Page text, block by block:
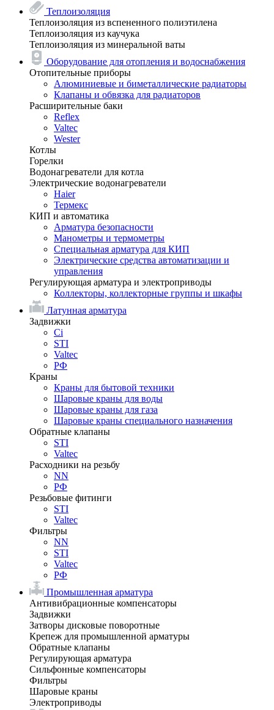
Теплоизоляция
Теплоизоляция из вспененного полиэтилена
Теплоизоляция из каучука
Теплоизоляция из минеральной ваты
Оборудование для отопления и водоснабжения
Отопительные приборы
Алюминиевые и биметаллические радиаторы
Клапаны и обвязка для радиаторов
Расширительные баки
Reflex
Valtec
Wester
Котлы
Горелки
Водонагреватели для котла
Электрические водонагреватели
Haier
Термекс
КИП и автоматика
Арматура безопасности
Манометры и термометры
Специальная арматура для КИП
Электрические средства автоматизации и
управления
Регулирующая арматура и электроприводы
Коллекторы, коллекторные группы и шкафы
Латунная арматура
Задвижки
Ci
STI
Valtec
РФ
Краны
Краны для бытовой техники
Шаровые краны для воды
Шаровые краны для газа
Шаровые краны специального назначения
Обратные клапаны
STI
Valtec
Расходники на резьбу
NN
РФ
Резьбовые фитинги
STI
Valtec
Фильтры
NN
STI
Valtec
РФ
Промышленная арматура
Антивибрационные компенсаторы
Задвижки
Затворы дисковые поворотные
Крепеж для промышленной арматуры
Обратные клапаны
Регулирующая арматура
Сильфонные компенсаторы
Фильтры
Шаровые краны
Электроприводы